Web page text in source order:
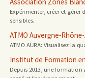
Expérimenter, créer et gérer
sensibles.
ATMO Auvergne-
ATMO AURA: Visualisez la
Institut de Formation
Depuis 2013, une formation